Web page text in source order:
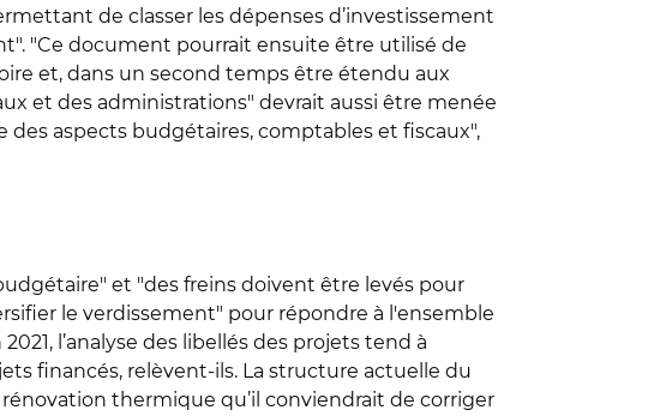
de classer les dépenses d’investissement
"Ce document pourrait ensuite être utilisé de
et, dans un second temps être étendu aux
et des administrations" devrait aussi être menée
aspects budgétaires, comptables et fiscaux",
et "des freins doivent être levés pour
le verdissement" pour répondre à l'ensemble
l’analyse des libellés des projets tend à
financés, relèvent-ils. La structure actuelle du
thermique qu’il conviendrait de corriger